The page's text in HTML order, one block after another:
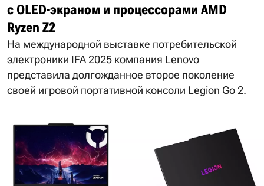
с OLED-экраном и процессорами AMD
Ryzen Z2
На международной выставке потребительской
электроники IFA 2025 компания Lenovo
представила долгожданное второе поколение
своей игровой портативной консоли Legion Go 2.